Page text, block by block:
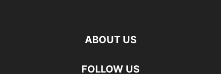
ABOUT US
FOLLOW US